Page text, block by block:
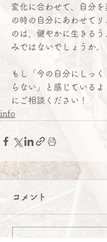
変化に合わせて、自分を
の時の自分にあわせて
のは、健やかに生きる
みではないでしょうか。
もし「今の自分にしっ
らない」と感じている
にご相談ください！
info
コメント